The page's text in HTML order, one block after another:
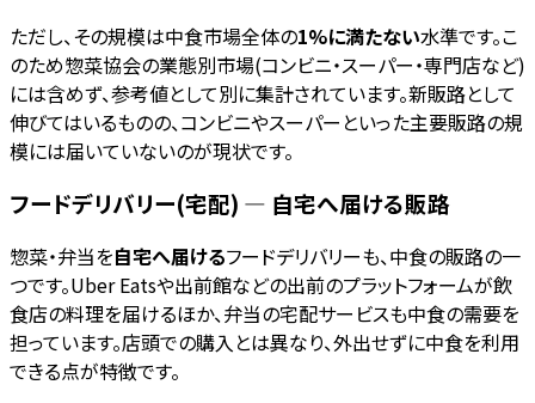
ただし、その規模は中食市場全体の1%に満たない水準です。こ
のため惣菜協会の業態別市場(コンビニ・スーパー・専門店など)
には含めず、参考値として別に集計されています。新販路として
伸びてはいるものの、コンビニやスーパーといった主要販路の規
模には届いていないのが現状です。
フードデリバリー(宅配) — 自宅へ届ける販路
惣菜・弁当を自宅へ届けるフードデリバリーも、中食の販路の一
つです。Uber Eatsや出前館などの出前のプラットフォームが飲
食店の料理を届けるほか、弁当の宅配サービスも中食の需要を
担っています。店頭での購入とは異なり、外出せずに中食を利用
できる点が特徴です。